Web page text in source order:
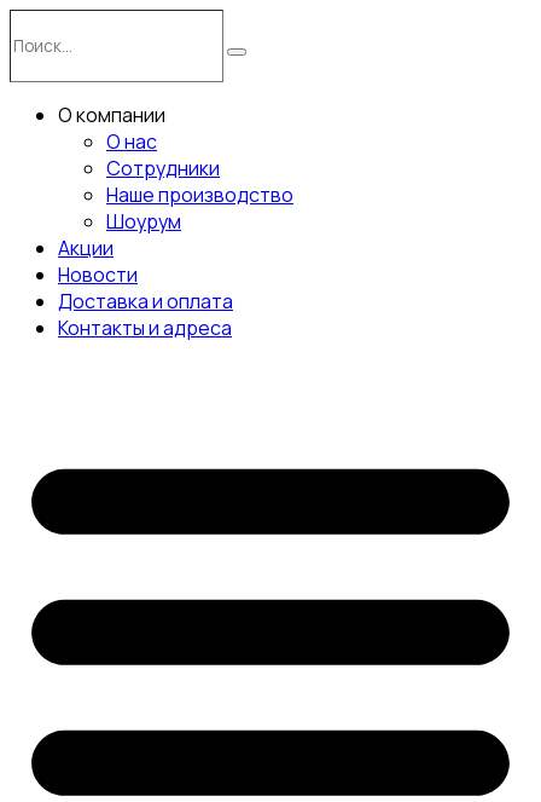
к
содержимому
Поиск
О компании
О нас
Сотрудники
Наше производство
Шоурум
Акции
Новости
Доставка и оплата
Контакты и адреса